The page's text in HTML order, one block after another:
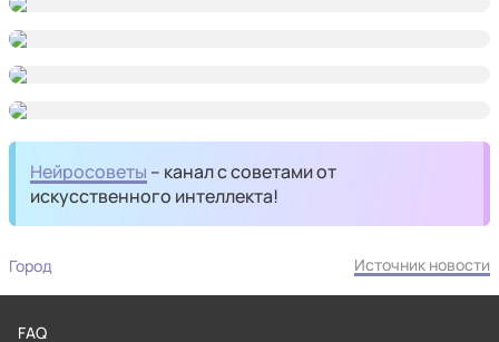
Нейросоветы – канал с советами от
искусственного интеллекта!
Город Источник новости
FAQ